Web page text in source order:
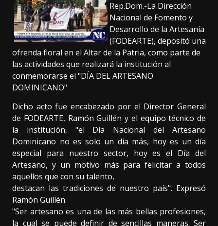
Rep.Dom.-La Dirección
Nacional de Fomento y
Desarrollo de la Artesanía
(FODEARTE), depositó una
ofrenda floral en el Altar de la Patria, como parte de
las actividades que realizará la institución al
conmemorarse el "DÍA DEL ARTESANO
DOMINICANO"
Dicho acto fue encabezado por el Director General
de FODEARTE, Ramón Guillén y el equipo técnico de
la institución, "el Día Nacional del Artesano
Dominicano no es solo un día más, hoy es un día
especial para nuestro sector, hoy es el Día del
Artesano, y un motivo más para felicitar a todos
aquellos que con su talento,
destacan las tradiciones de nuestro país". Expresó
Ramón Guillén.
"Ser artesano es una de las más bellas profesiones,
la cual se puede definir de sencillas maneras. Ser